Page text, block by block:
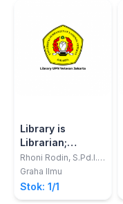
Library is
Librarian;
Perpustakaan
dan Pustakawan
di Era Milenial
dan 4.0
Rhoni Rodin, S.Pd.I.,
M.Hum
Graha Ilmu
Stok: 1/1